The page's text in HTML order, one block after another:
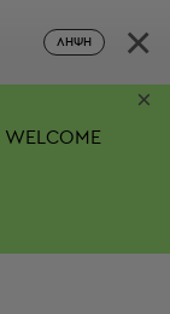
ΛΉΨΗ ×
WELCOME
×